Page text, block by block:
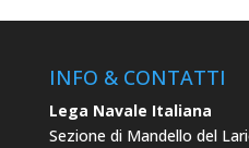
INFO & CONTATTI
Lega Navale Italiana
Sezione di Mandello del